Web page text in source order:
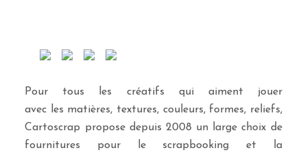
Pour tous les créatifs qui aiment jouer
avec les matières, textures, couleurs, formes, reliefs,
Cartoscrap propose depuis 2008 un large choix de
fournitures pour le scrapbooking et la